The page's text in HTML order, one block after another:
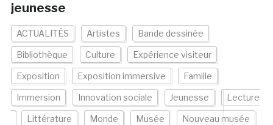
jeunesse
ACTUALITÉS Artistes Bande dessinée
Bibliothèque Culture Expérience visiteur
Exposition Exposition immersive Famille
Immersion Innovation sociale Jeunesse Lecture
Littérature Monde Musée Nouveau musée